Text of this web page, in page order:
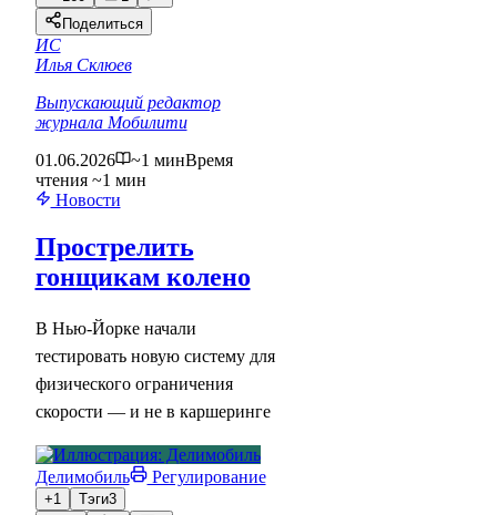
Поделиться
ИС
Илья Склюев
Выпускающий редактор
журнала Мобилити
01.06.2026
~1 минВремя
чтения ~1 мин
Новости
Прострелить
гонщикам колено
В Нью-Йорке начали
тестировать новую систему для
физического ограничения
скорости — и не в каршеринге
Делимобиль Регулирование
+1 Тэги3